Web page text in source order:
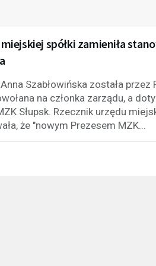
spółki zamieniła
Szabłowińska została przez
na członka zarządu, a
Słupsk. Rzecznik urzędu
że "nowym Prezesem MZK...